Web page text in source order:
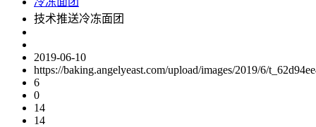
技术推送冷冻面团
2019-06-10
https://baking.angelyeast.com/upload/images/2019/6/
6
0
14
14